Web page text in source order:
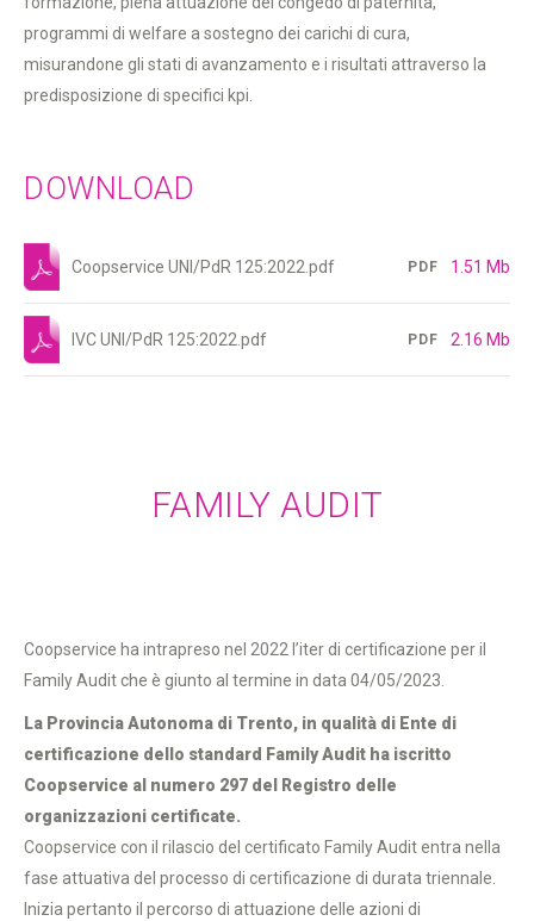
programmi di welfare a sostegno dei carichi di cura,
misurandone gli stati di avanzamento e i risultati attraverso la
predisposizione di specifici kpi.
DOWNLOAD
Coopservice UNI/PdR 125:2022.pdf PDF 1.51 Mb
IVC UNI/PdR 125:2022.pdf PDF 2.16 Mb
FAMILY AUDIT
Coopservice ha intrapreso nel 2022 l’iter di certificazione per il
Family Audit che è giunto al termine in data 04/05/2023.
La Provincia Autonoma di Trento, in qualità di Ente di
certificazione dello standard Family Audit ha iscritto
Coopservice al numero 297 del Registro delle
organizzazioni certificate.
Coopservice con il rilascio del certificato Family Audit entra nella
fase attuativa del processo di certificazione di durata triennale.
Inizia pertanto il percorso di attuazione delle azioni di